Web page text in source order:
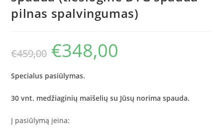
pilnas spalvingumas)
€459,00
Original
price
was:
€348,00
Specialus pasiūlymas.
30 vnt. medžiaginių maišelių su Jūsų norima spauda.
Į pasiūlymą įeina: